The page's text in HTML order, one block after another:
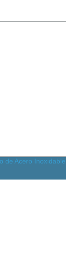
de Acero Inoxidable